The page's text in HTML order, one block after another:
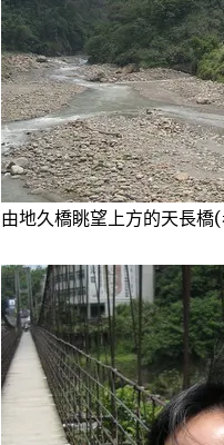
由地久橋眺望上方的天長橋